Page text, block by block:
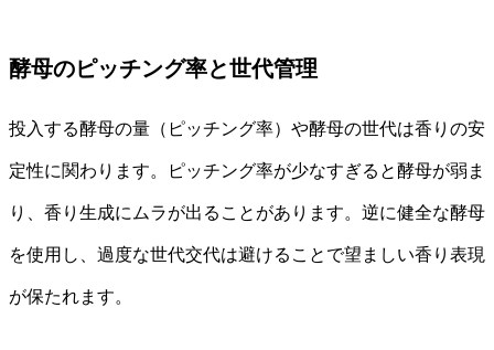
酵母のピッチング率と世代管理
投入する酵母の量（ピッチング率）や酵母の世代は香りの安
定性に関わります。ピッチング率が少なすぎると酵母が弱ま
り、香り生成にムラが出ることがあります。逆に健全な酵母
を使用し、過度な世代交代は避けることで望ましい香り表現
が保たれます。